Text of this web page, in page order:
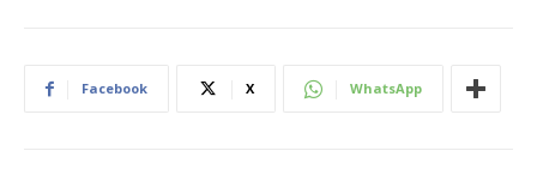
Facebook X WhatsApp